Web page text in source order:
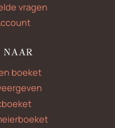
vragen
NAAR
boeket